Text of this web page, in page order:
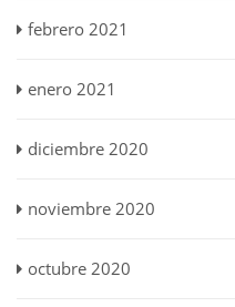
febrero 2021
enero 2021
diciembre 2020
noviembre 2020
octubre 2020